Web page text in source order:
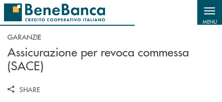
Salta al contenuto principale
MENU
GARANZIE
Assicurazione per revoca commessa
(SACE)
SHARE